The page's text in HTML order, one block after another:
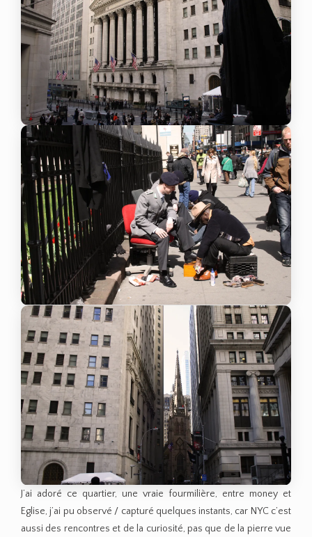
J’ai adoré ce quartier, une vraie fourmilière, entre money et
Eglise, j’ai pu observé / capturé quelques instants, car NYC c’est
aussi des rencontres et de la curiosité, pas que de la pierre vue